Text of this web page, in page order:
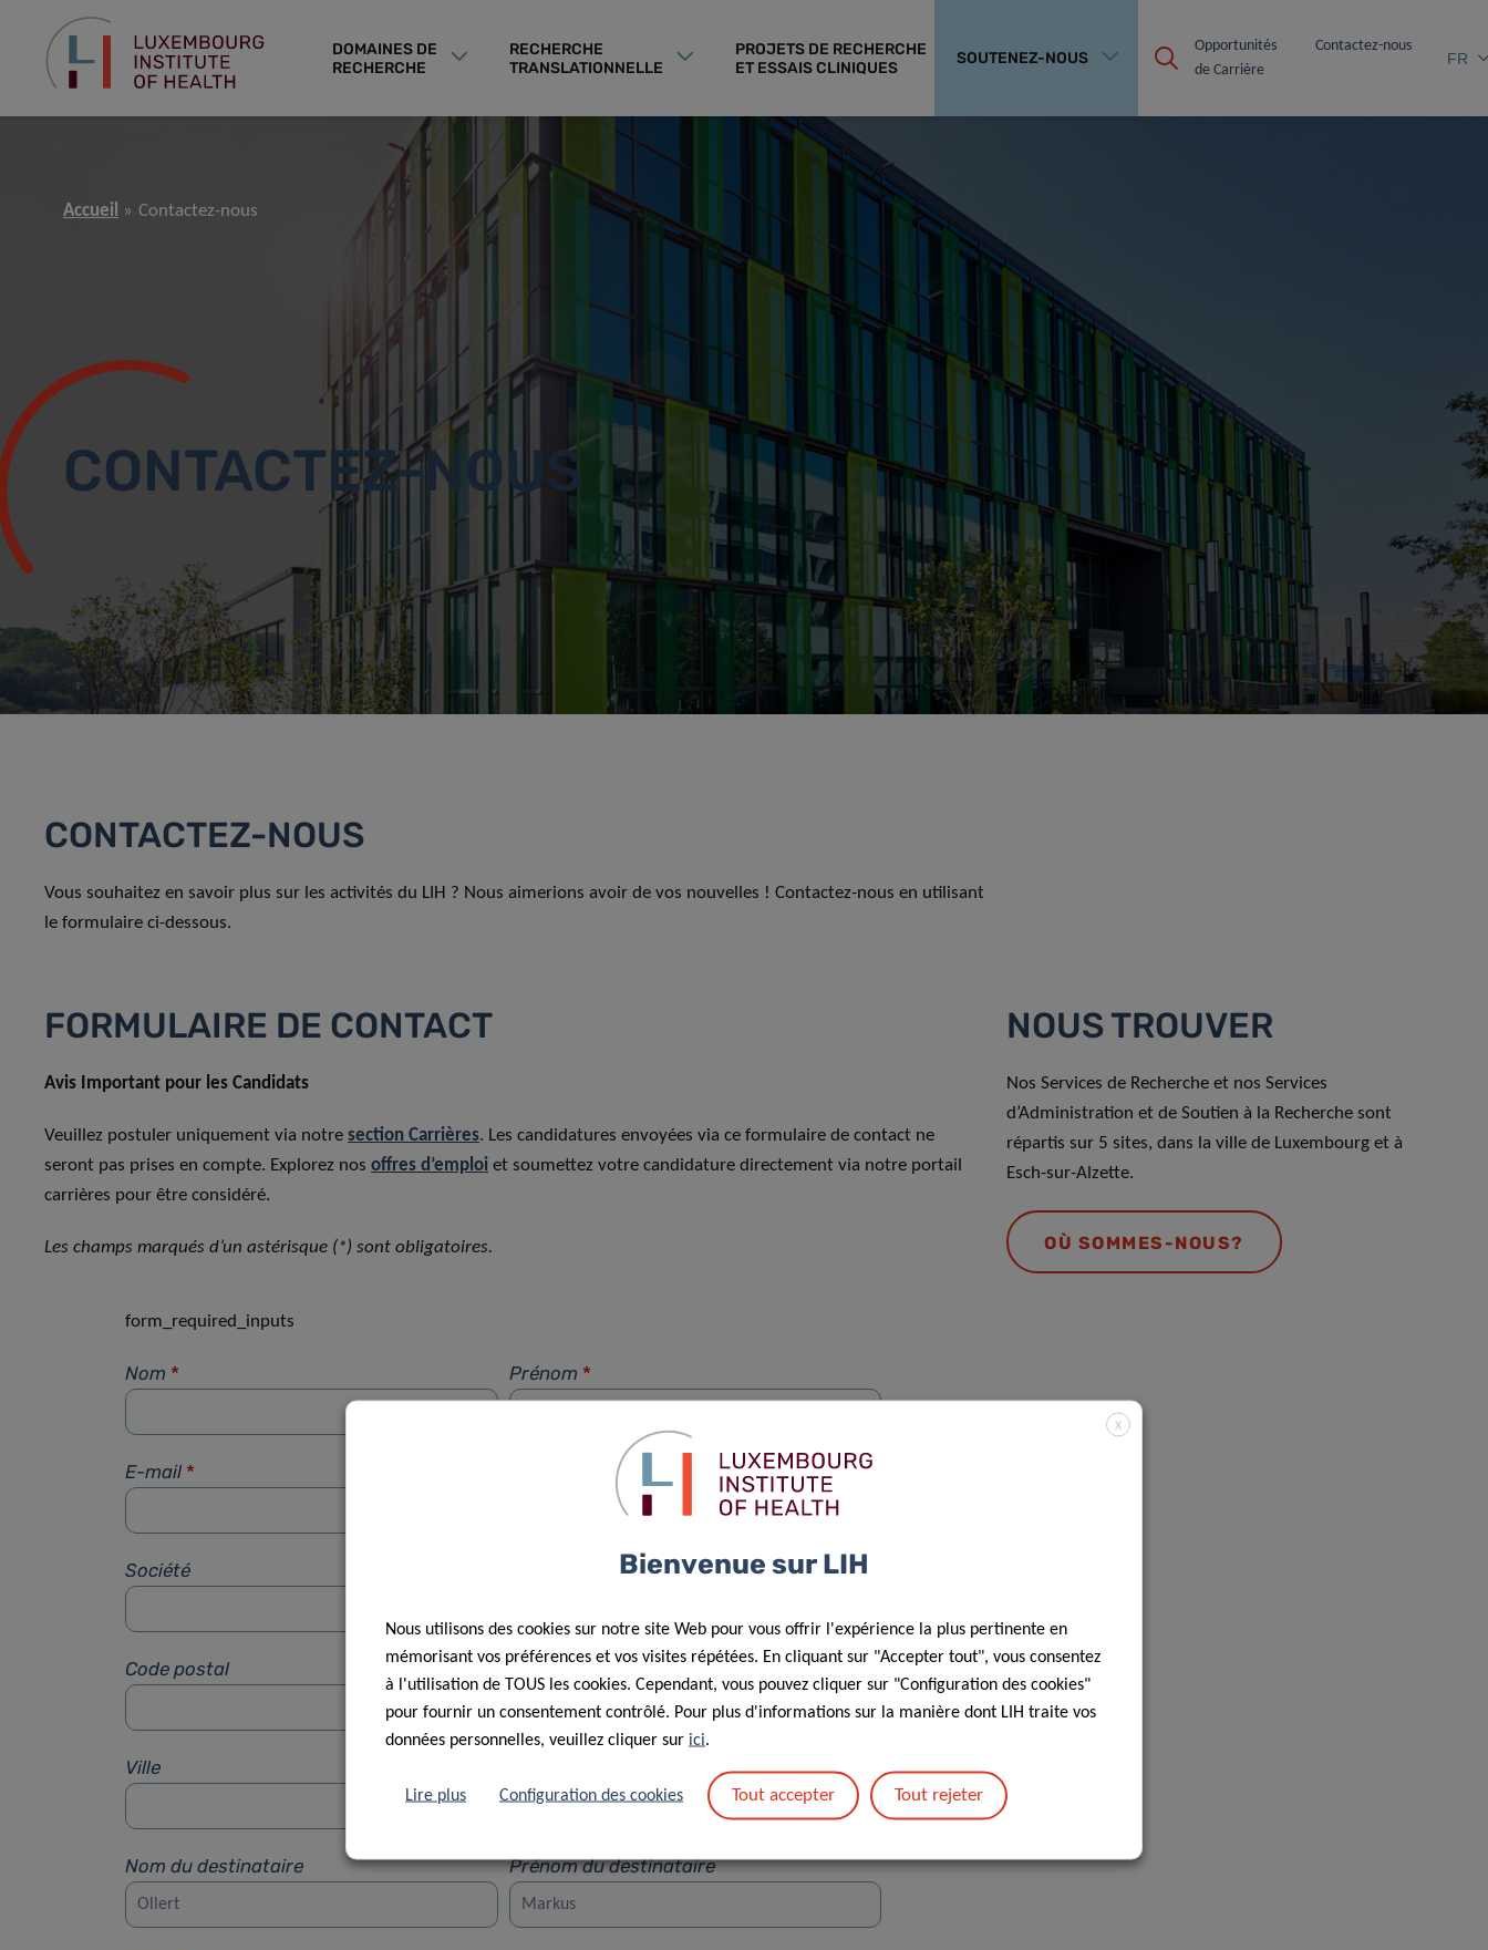
DOMAINES DE
RECHERCHE
RECHERCHE
TRANSLATIONNELLE
PROJETS DE RECHERCHE
ET ESSAIS CLINIQUES
SOUTENEZ-NOUS
Opportunités
de Carrière
Contactez-nous
FR
Accueil Contactez-nous
CONTACTEZ-NOUS
CONTACTEZ-NOUS
Vous souhaitez en savoir plus sur les activités du LIH ? Nous aimerions avoir de vos nouvelles ! Contactez-nous en utilisant
le formulaire ci-dessous.
FORMULAIRE DE CONTACT
Avis Important pour les Candidats
Veuillez postuler uniquement via notre section Carrières. Les candidatures envoyées via ce formulaire de contact ne
seront pas prises en compte. Explorez nos offres d’emploi et soumettez votre candidature directement via notre portail
carrières pour être considéré.
Les champs marqués d’un astérisque (*) sont obligatoires.
form_required_inputs
Nom * Prénom *
E-mail *
Société
Code postal Rue
Ville
Nom du destinataire Prénom du destinataire
NOUS TROUVER
Nos Services de Recherche et nos Services
d’Administration et de Soutien à la Recherche sont
répartis sur 5 sites, dans la ville de Luxembourg et à
Esch-sur-Alzette.
OÙ SOMMES-NOUS?
X
Bienvenue sur LIH
Nous utilisons des cookies sur notre site Web pour vous offrir l'expérience la plus pertinente en
mémorisant vos préférences et vos visites répétées. En cliquant sur "Accepter tout", vous consentez
à l'utilisation de TOUS les cookies. Cependant, vous pouvez cliquer sur "Configuration des cookies"
pour fournir un consentement contrôlé. Pour plus d'informations sur la manière dont LIH traite vos
données personnelles, veuillez cliquer sur ici.
Lire plus Configuration des cookies Tout accepter Tout rejeter